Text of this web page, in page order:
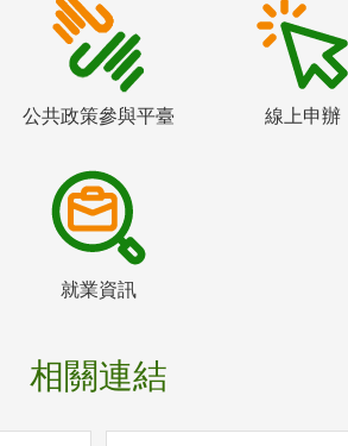
公共政策參與平臺 線上申辦
就業資訊
相關連結